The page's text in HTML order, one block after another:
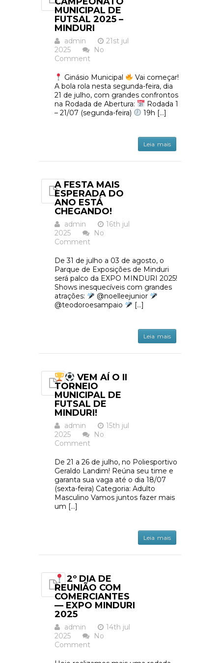
MUNICIPAL DE
FUTSAL 2025 –
MINDURI
admin
21st jul
2025
No
Comment
Ginásio Municipal
Vai começar!
A bola rola nesta segunda-feira, dia
21 de julho, com grandes confrontos
na Rodada de Abertura:
Rodada 1
– 21/07 (segunda-feira)
19h […]
Leia mais
A FESTA MAIS
ESPERADA DO
ANO ESTÁ
CHEGANDO!
admin
16th jul
2025
No
Comment
De 31 de julho a 03 de agosto, o
Parque de Exposições de Minduri
será palco da EXPO MINDURI 2025!
Shows inesquecíveis com grandes
atrações:
@noelleejunior
@teodoroesampaio
[…]
Leia mais
VEM AÍ O II
TORNEIO
MUNICIPAL DE
FUTSAL DE
MINDURI!
admin
15th jul
2025
No
Comment
De 21 a 26 de julho, no Poliesportivo
Geraldo Landim! Reúna seu time e
garanta sua vaga até o dia 18/07
(sexta-feira) Categoria: Adulto
Masculino Vamos juntos fazer mais
um […]
Leia mais
2º DIA DE
REUNIÃO COM
COMERCIANTES
— EXPO MINDURI
2025
admin
14th jul
2025
No
Comment